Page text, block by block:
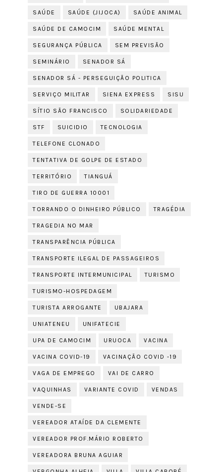
SAÚDE SAÚDE (JIJOCA) SAÚDE ANIMAL
SAÚDE DE CAMOCIM SAÚDE MENTAL
SEGURANÇA PÚBLICA SEM PREVISÃO
SEMINÁRIO SENADOR SÁ
SENADOR SÁ - PERSEGUIÇÃO POLITICA
SERVIÇO MILITAR SIENA EXPRESS SISU
SÍTIO SÃO FRANCISCO SOLIDARIEDADE
STF SUICIDIO TECNOLOGIA
TELEFONE CLONADO
TENTATIVA DE GOLPE DE ESTADO
TERRITÓRIO TIANGUÁ
TIRO DE GUERRA 10001
TORRANDO O DINHEIRO PÚBLICO TRAGÉDIA
TRAGEDIA NO MAR
TRANSPARÊNCIA PÚBLICA
TRANSPORTE ILEGAL DE PASSAGEIROS
TRANSPORTE INTERMUNICIPAL TURISMO
TURISMO-HOSPEDAGEM
TURISTA ARROGANTE UBAJARA
UNIATENEU UNIFATECIE
UPA DE CAMOCIM URUOCA VACINA
VACINA COVID-19 VACINAÇÃO COVID -19
VAGA DE EMPREGO VAI DE CARRO
VAQUINHAS VARIANTE COVID VENDAS
VENDE-SE
VEREADOR ATAÍDE DA CLEMENTE
VEREADOR PROF.MÁRIO ROBERTO
VEREADORA BRUNA AGUIAR